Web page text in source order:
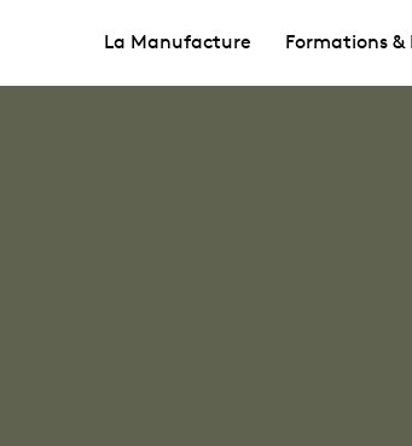
La Manufacture Formations &